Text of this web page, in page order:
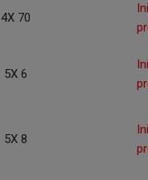
4X 70
5X 6
5X 8